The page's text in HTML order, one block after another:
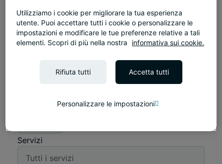
Parole chiave
Cerca
Servizi
Utilizziamo i cookie per migliorare la tua esperienza
utente. Puoi accettare tutti i cookie o personalizzare le
impostazioni e modificare le tue preferenze relative a tali
elementi. Scopri di più nella nostra
informativa sui cookie.
Rifiuta tutti Accetta tutti
Personalizzare le impostazioni